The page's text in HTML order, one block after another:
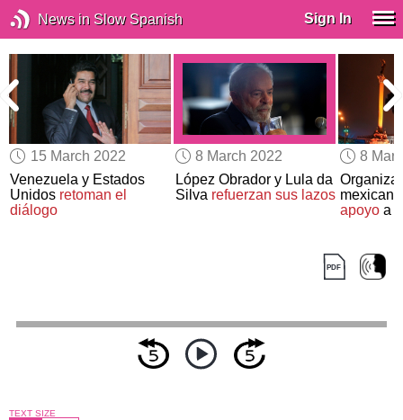
News in Slow Spanish Sign In
15 March 2022
Venezuela y Estados
Unidos retoman el
diálogo
8 March 2022
López Obrador y Lula da
Silva refuerzan sus lazos
8
apoyoa
TEXT SIZE